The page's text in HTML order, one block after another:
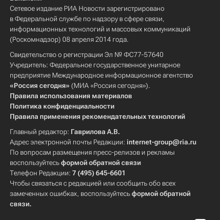
Сетевое издание РИА Новости зарегистрировано
в Федеральной службе по надзору в сфере связи,
информационных технологий и массовых коммуникаций
(Роскомнадзор) 08 апреля 2014 года.
Свидетельство о регистрации Эл № ФС77-57640
Учредитель: Федеральное государственное унитарное
предприятие Международное информационное агентство
«Россия сегодня» (МИА «Россия сегодня»).
Правила использования материалов
Политика конфиденциальности
Правила применения рекомендательных технологий
Главный редактор: Гаврилова А.В.
Адрес электронной почты Редакции: internet-group@ria.ru
По вопросам размещения пресс-релизов и рекламы
воспользуйтесьформой обратной связи
Телефон Редакции: 7 (495) 645-6601
Чтобы связаться с редакцией или сообщить обо всех
замеченных ошибках, воспользуйтесьформой обратной
связи.